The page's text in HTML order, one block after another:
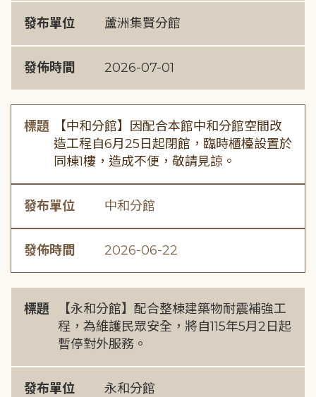
發布單位 蘆洲集賢分館
發佈時間 2026-07-01
標題
【中和分館】因配合本館中和分館空間改
造工程自6月25日起閉館，臨時櫃檯設置於
同棟1樓，造成不便，敬請見諒。
發布單位 中和分館
發佈時間 2026-06-22
標題
【永和分館】配合整棟建築物耐震補強工
程，為維護民眾安全，將自115年5月2日起
暫停對外服務。
發布單位 永和分館